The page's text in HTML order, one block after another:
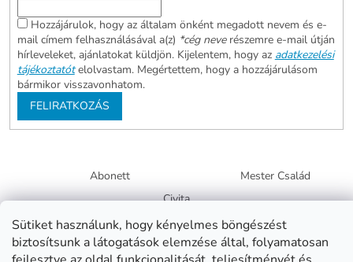
Sütiket használunk, hogy kényelmes böngészést
biztosítsunk a látogatások elemzése által, folyamatosan
Hozzájárulok, hogy az általam önként megadott nevem és e-
mail címem felhasználásával a(z) *cég neverészemre e-mail útján
hírleveleket, ajánlatokat küldjön. Kijelentem, hogy az adatkezelési
tájékoztatót elolvastam. Megértettem, hogy a hozzájárulásom
bármikor visszavonhatom.
FELIRATKOZÁS
Abonett
Mester Család
Civita